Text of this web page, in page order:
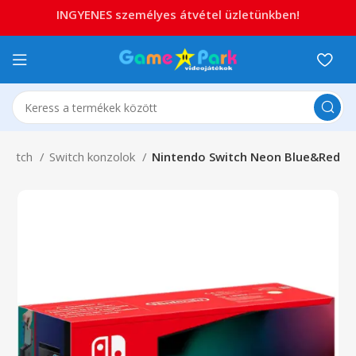
Switch konzolok Nintendo Switch Neon Blue&Red
INGYENES személyes átvétel üzletünkben!